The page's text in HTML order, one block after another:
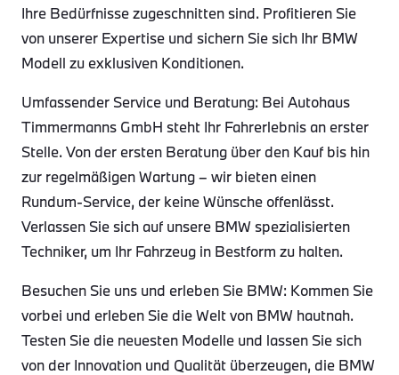
Ihre Bedürfnisse zugeschnitten sind. Profitieren Sie
von unserer Expertise und sichern Sie sich Ihr BMW
Modell zu exklusiven Konditionen.
Umfassender Service und Beratung: Bei Autohaus
Timmermanns GmbH steht Ihr Fahrerlebnis an erster
Stelle. Von der ersten Beratung über den Kauf bis hin
zur regelmäßigen Wartung – wir bieten einen
Rundum-Service, der keine Wünsche offenlässt.
Verlassen Sie sich auf unsere BMW spezialisierten
Techniker, um Ihr Fahrzeug in Bestform zu halten.
Besuchen Sie uns und erleben Sie BMW: Kommen Sie
vorbei und erleben Sie die Welt von BMW hautnah.
Testen Sie die neuesten Modelle und lassen Sie sich
von der Innovation und Qualität überzeugen, die BMW